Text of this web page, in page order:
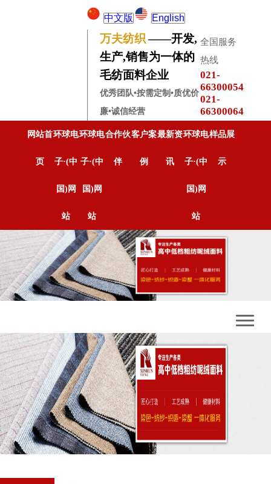
中文版 English
万夫纺织 ——开发,
生产,销售为一体的
毛纺面料企业
优秀团队•按需定制•质优价
廉•诚信经营
全国服务
热线
021-
66300054
021-
66300064
网站首
页
环球电
子·(中
国)网
站
环球电
子·(中
国)网
站
合作伙
伴
客户案
例
最新资
讯
环球电
子·(中
国)网
站
样品展
示